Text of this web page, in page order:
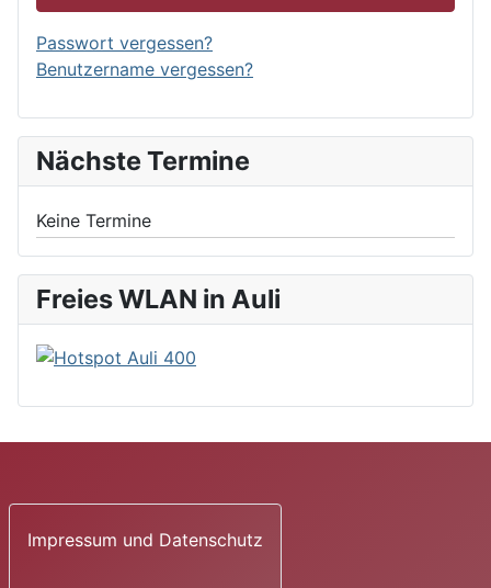
Passwort vergessen?
Benutzername vergessen?
Nächste Termine
Keine Termine
Freies WLAN in Auli
Impressum und Datenschutz